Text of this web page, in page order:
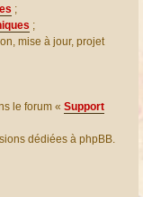
;
;
mise à jour, projet
le forum « Support
dédiées à phpBB.